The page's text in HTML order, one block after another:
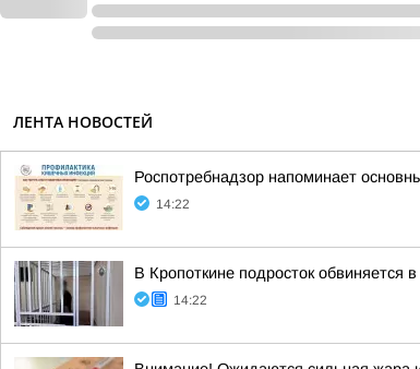
ЛЕНТА НОВОСТЕЙ
Роспотребнадзор напоминает
14:22
В Кропоткине подросток обвиняется
14:22